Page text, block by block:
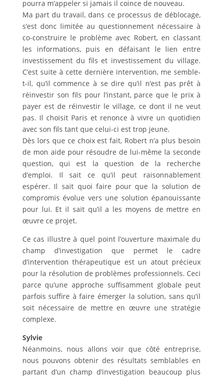
pourra m’appeler si jamais il coince de nouveau.
Ma part du travail, dans ce processus de déblocage,
s’est donc limitée au questionnement nécessaire à
co-construire le problème avec Robert, en classant
les informations, puis en défaisant le lien entre
investissement du fils et investissement du village.
C’est suite à cette dernière intervention, me semble-
t-il, qu’il commence à se dire qu’il n’est pas prêt à
réinvestir son fils pour l’instant, parce que le prix à
payer est de réinvestir le village, ce dont il ne veut
pas. Il choisit Paris et renonce à vivre un quotidien
avec son fils tant que celui-ci est trop jeune.
Dès lors que ce choix est fait, Robert n’a plus besoin
de mon aide pour résoudre de lui-même la seconde
question, qui est la question de la recherche
d’emploi. Il sait ce qu’il peut raisonnablement
espérer. Il sait quoi faire pour que la solution de
compromis évolue vers une solution épanouissante
pour lui. Et il sait qu’il a les moyens de mettre en
œuvre ce projet.
Ce cas illustre à quel point l’ouverture maximale du
champ d’investigation que permet le cadre
d’intervention thérapeutique est un atout précieux
pour la résolution de problèmes professionnels. Ceci
parce qu’une approche suffisamment globale peut
parfois suffire à faire émerger la solution, sans qu’il
soit nécessaire de mettre en œuvre une stratégie
complexe.
Sylvie
Néanmoins, nous allons voir que côté entreprise,
nous pouvons obtenir des résultats semblables en
partant d’un champ d’investigation beaucoup plus